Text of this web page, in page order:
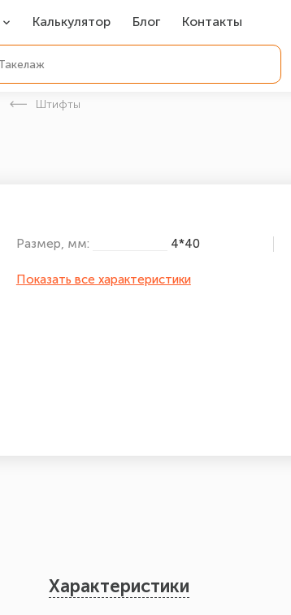
Калькулятор Блог Контакты
Штифты
Размер, мм: 4*40
Показать все характеристики
Характеристики